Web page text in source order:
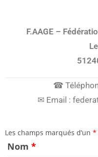
F.AAGE –
☎
✉ Email :
Les champs marqués d’un *
Nom *